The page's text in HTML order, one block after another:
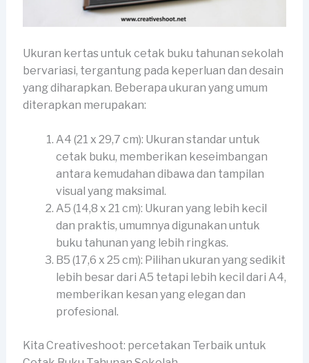
Ukuran kertas untuk cetak buku tahunan sekolah
bervariasi, tergantung pada keperluan dan desain
yang diharapkan. Beberapa ukuran yang umum
diterapkan merupakan:
A4 (21 x 29,7 cm): Ukuran standar untuk
cetak buku, memberikan keseimbangan
antara kemudahan dibawa dan tampilan
visual yang maksimal.
A5 (14,8 x 21 cm): Ukuran yang lebih kecil
dan praktis, umumnya digunakan untuk
buku tahunan yang lebih ringkas.
B5 (17,6 x 25 cm): Pilihan ukuran yang sedikit
lebih besar dari A5 tetapi lebih kecil dari A4,
memberikan kesan yang elegan dan
profesional.
Kita Creativeshoot: percetakan Terbaik untuk